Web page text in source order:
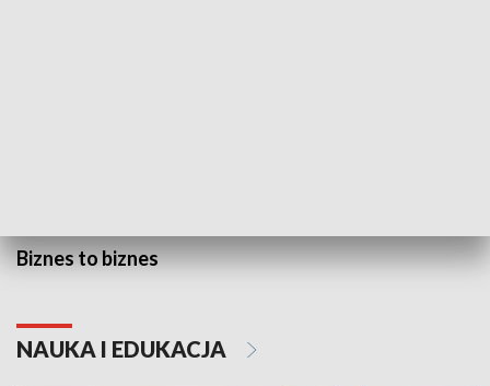
Biznes to biznes
NAUKA I EDUKACJA